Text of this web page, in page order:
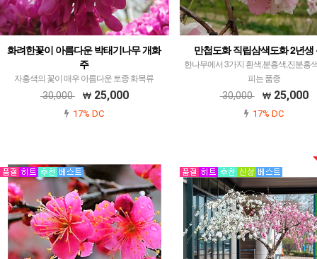
화려한꽃이 아름다운 박태기나무 개화
주
자홍색의 꽃이 매우 아름다운 토종 화목류
30,000 25,000
17% DC
만첩도화 직립삼색도화 2년생
한나무에서 3가지 흰색,분홍색,진분홍
피는 품종
30,000 25,000
17% DC